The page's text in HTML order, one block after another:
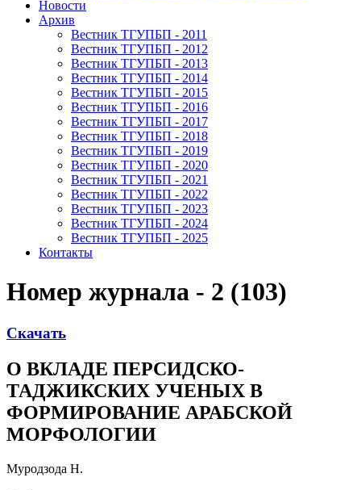
Новости
Архив
Вестник ТГУПБП - 2011
Вестник ТГУПБП - 2012
Вестник ТГУПБП - 2013
Вестник ТГУПБП - 2014
Вестник ТГУПБП - 2015
Вестник ТГУПБП - 2016
Вестник ТГУПБП - 2017
Вестник ТГУПБП - 2018
Вестник ТГУПБП - 2019
Вестник ТГУПБП - 2020
Вестник ТГУПБП - 2021
Вестник ТГУПБП - 2022
Вестник ТГУПБП - 2023
Вестник ТГУПБП - 2024
Вестник ТГУПБП - 2025
Контакты
Номер журнала - 2 (103)
Скачать
О ВКЛАДЕ ПЕРСИДСКО-
ТАДЖИКСКИХ УЧЕНЫХ В
ФОРМИРОВАНИЕ АРАБСКОЙ
МОРФОЛОГИИ
Муродзода Н.